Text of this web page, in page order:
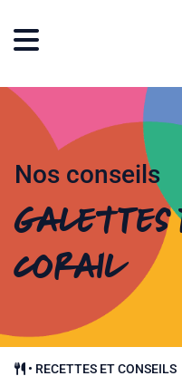
Nos conseils
corail
• RECETTES ET CONSEILS